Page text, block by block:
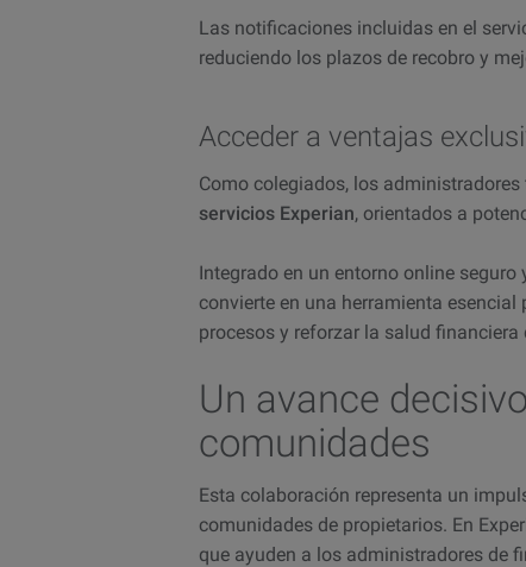
Las notificaciones incluidas en el
reduciendo los plazos de recobro y
Acceder a ventajas
Como colegiados, los administradores
servicios Experian, orientados a
Integrado en un entorno online seguro
convierte en una herramienta
procesos y reforzar la salud
Un avance
comunidades
Esta colaboración representa un
comunidades de propietarios. En
que ayuden a los administradores de